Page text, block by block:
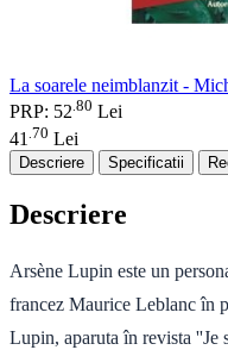
La soarele neimblanzit -
PRP: 52 80 Lei
41 70 Lei
Descriere Specificatii
Descriere
Arsène Lupin este un
francez Maurice Leblanc în
Lupin, aparuta în revista ''Je